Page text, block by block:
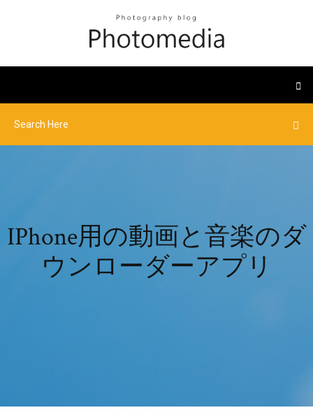
IPhone用の動画と音楽のダ
ウンローダーアプリ